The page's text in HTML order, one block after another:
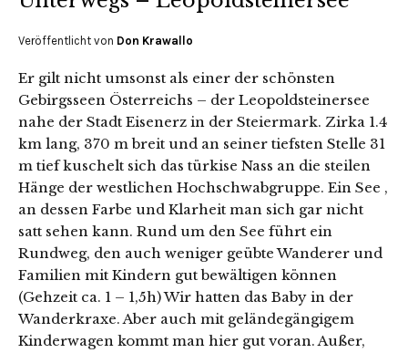
Veröffentlicht von Don Krawallo
Er gilt nicht umsonst als einer der schönsten
Gebirgsseen Österreichs – der Leopoldsteinersee
nahe der Stadt Eisenerz in der Steiermark. Zirka 1.4
km lang, 370 m breit und an seiner tiefsten Stelle 31
m tief kuschelt sich das türkise Nass an die steilen
Hänge der westlichen Hochschwabgruppe. Ein See ,
an dessen Farbe und Klarheit man sich gar nicht
satt sehen kann. Rund um den See führt ein
Rundweg, den auch weniger geübte Wanderer und
Familien mit Kindern gut bewältigen können
(Gehzeit ca. 1 – 1,5h) Wir hatten das Baby in der
Wanderkraxe. Aber auch mit geländegängigem
Kinderwagen kommt man hier gut voran. Außer,